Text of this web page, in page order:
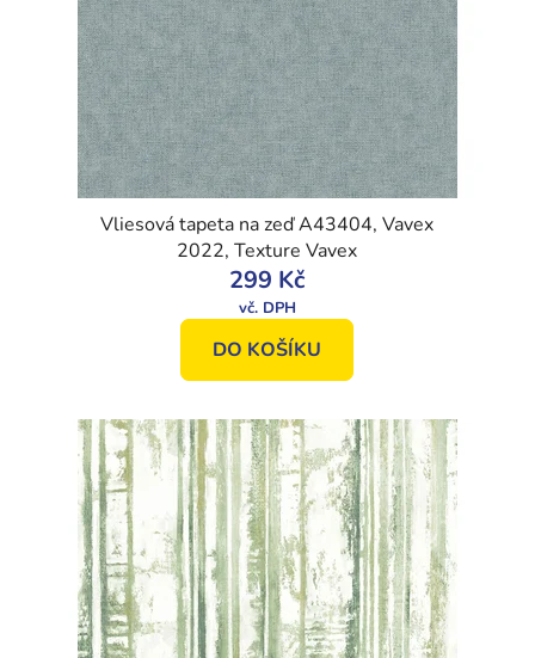
Vliesová tapeta na zeď A43404, Vavex
2022, Texture Vavex
299 Kč
DO KOŠÍKU